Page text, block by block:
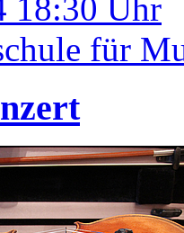
18:30 Uhr
für